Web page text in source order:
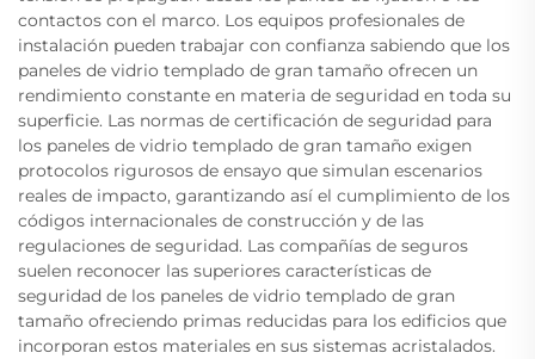
contactos con el marco. Los equipos profesionales de
instalación pueden trabajar con confianza sabiendo que los
paneles de vidrio templado de gran tamaño ofrecen un
rendimiento constante en materia de seguridad en toda su
superficie. Las normas de certificación de seguridad para
los paneles de vidrio templado de gran tamaño exigen
protocolos rigurosos de ensayo que simulan escenarios
reales de impacto, garantizando así el cumplimiento de los
códigos internacionales de construcción y de las
regulaciones de seguridad. Las compañías de seguros
suelen reconocer las superiores características de
seguridad de los paneles de vidrio templado de gran
tamaño ofreciendo primas reducidas para los edificios que
incorporan estos materiales en sus sistemas acristalados.